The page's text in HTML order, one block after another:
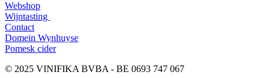
Webshop
Wijntasting
Contact
Domein Wynhuyse
Pomesk cider
© 2025 VINIFIKA BVBA - BE 0693 747 067